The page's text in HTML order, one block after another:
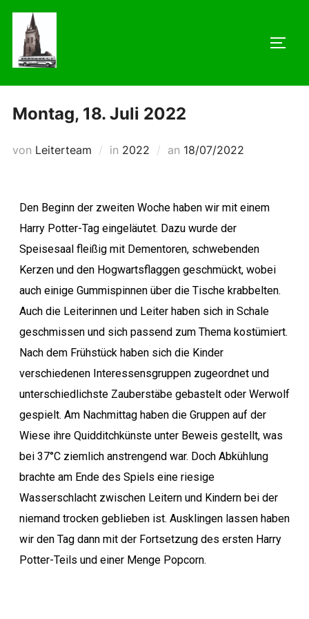
Montag, 18. Juli 2022
von Leiterteam in 2022 an 18/07/2022
Den Beginn der zweiten Woche haben wir mit einem
Harry Potter-Tag eingeläutet. Dazu wurde der
Speisesaal fleißig mit Dementoren, schwebenden
Kerzen und den Hogwartsflaggen geschmückt, wobei
auch einige Gummispinnen über die Tische krabbelten.
Auch die Leiterinnen und Leiter haben sich in Schale
geschmissen und sich passend zum Thema kostümiert.
Nach dem Frühstück haben sich die Kinder
verschiedenen Interessensgruppen zugeordnet und
unterschiedlichste Zauberstäbe gebastelt oder Werwolf
gespielt. Am Nachmittag haben die Gruppen auf der
Wiese ihre Quidditchkünste unter Beweis gestellt, was
bei 37°C ziemlich anstrengend war. Doch Abkühlung
brachte am Ende des Spiels eine riesige
Wasserschlacht zwischen Leitern und Kindern bei der
niemand trocken geblieben ist. Ausklingen lassen haben
wir den Tag dann mit der Fortsetzung des ersten Harry
Potter-Teils und einer Menge Popcorn.